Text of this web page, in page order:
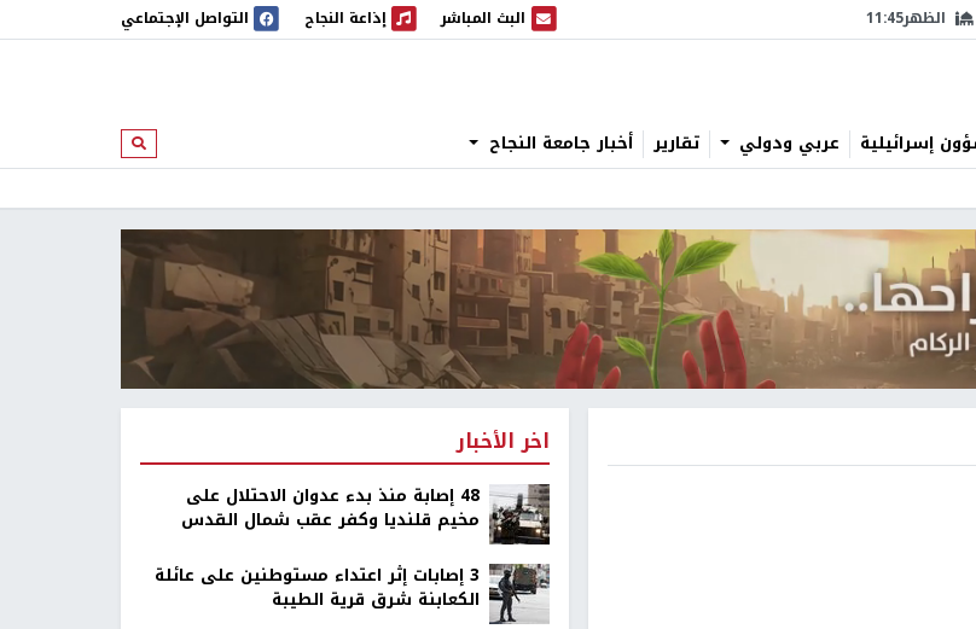
الظهر11:45 البث المباشر
البث المباشر إذاعة النجاح
إذاعة النجاح التواصل الإجتماعي
إسرائيلية عربي ودولي تقارير أخبار جامعة النجاح ابحث
اخر الأخبار
48 إصابة منذ بدء عدوان الاحتلال على
مخيم قلنديا وكفر عقب شمال القدس
‏3 إصابات إثر اعتداء مستوطنين على عائلة
الكعابنة شرق قرية الطيبة